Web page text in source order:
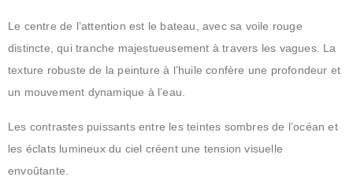
Le centre de l’attention est le bateau, avec sa voile rouge
distincte, qui tranche majestueusement à travers les vagues. La
texture robuste de la peinture à l’huile confère une profondeur et
un mouvement dynamique à l’eau.
Les contrastes puissants entre les teintes sombres de l’océan et
les éclats lumineux du ciel créent une tension visuelle
envoûtante.